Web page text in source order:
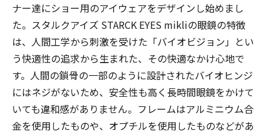
ナー達にショー用のアイウェアをデザインし始めまし
た。スタルクアイズ STARCK EYES mikliの眼鏡の特徴
は、人間工学から刺激を受けた「バイオビジョン」とい
う快適性の追求から生まれた、その快適なかけ心地で
す。人間の鎖骨の一部のように設計されたバイオヒンジ
にはネジがないため、安全性も高く長時間眼鏡をかけて
いても違和感がありません。フレームはアルミニウム合
金を使用したものや、オプチルを使用したものなどがあ